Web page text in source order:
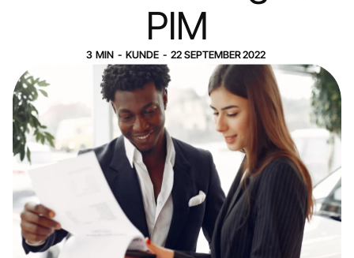
PIM
3 MIN - KUNDE - 22 SEPTEMBER2022